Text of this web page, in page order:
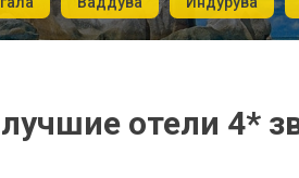
отели 4*